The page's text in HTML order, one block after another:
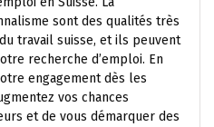
sont des qualités très
travail suisse, et ils peuvent
recherche d’emploi. En
engagement dès les
vos chances
et de vous démarquer des